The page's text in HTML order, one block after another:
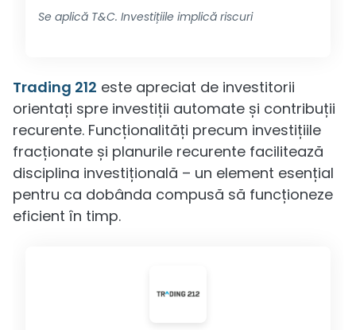
Se aplică T&C. Investițiile implică riscuri
Trading 212 este apreciat de investitorii
orientați spre investiții automate și contribuții
recurente. Funcționalități precum investițiile
fracționate și planurile recurente facilitează
disciplina investițională – un element esențial
pentru ca dobânda compusă să funcționeze
eficient în timp.